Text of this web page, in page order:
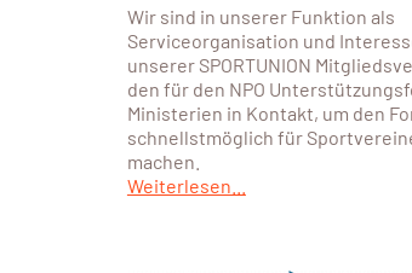
Wir sind in unserer Funktion als
Serviceorganisation und
unserer SPORTUNION
den für den NPO
Ministerien in Kontakt, um den
schnellstmöglich für
machen.
Weiterlesen...